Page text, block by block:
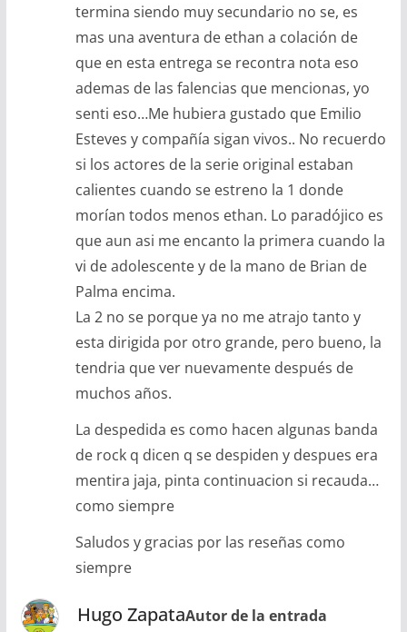
termina siendo muy secundario no se, es
mas una aventura de ethan a colación de
que en esta entrega se recontra nota eso
ademas de las falencias que mencionas, yo
senti eso…Me hubiera gustado que Emilio
Esteves y compañía sigan vivos.. No recuerdo
si los actores de la serie original estaban
calientes cuando se estreno la 1 donde
morían todos menos ethan. Lo paradójico es
que aun asi me encanto la primera cuando la
vi de adolescente y de la mano de Brian de
Palma encima.
La 2 no se porque ya no me atrajo tanto y
esta dirigida por otro grande, pero bueno, la
tendria que ver nuevamente después de
muchos años.
La despedida es como hacen algunas banda
de rock q dicen q se despiden y despues era
mentira jaja, pinta continuacion si recauda…
como siempre
Saludos y gracias por las reseñas como
siempre
Hugo ZapataAutor de la entrada